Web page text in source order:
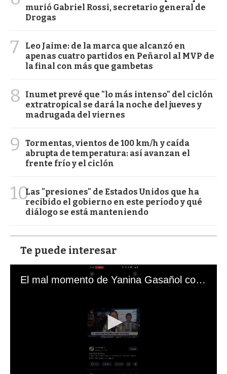
murió Gabriel Rossi, secretario general de
Drogas
7
Leo Jaime: de la marca que alcanzó en
apenas cuatro partidos en Peñarol al MVP de
la final con más que gambetas
8
Inumet prevé que "lo más intenso" del ciclón
extratropical se dará la noche del jueves y
madrugada del viernes
9
Tormentas, vientos de 100 km/h y caída
abrupta de temperatura: así avanzan el
frente frío y el ciclón
10Las "presiones" de Estados Unidos que ha
recibido el gobierno en este período y qué
diálogo se está manteniendo
Te puede interesar
El mal momento de Yanina Gasañol con un hincha argentino en "Subrayado"